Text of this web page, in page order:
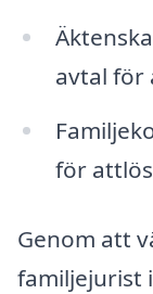
avtal för
för
Genom att
familjejurist